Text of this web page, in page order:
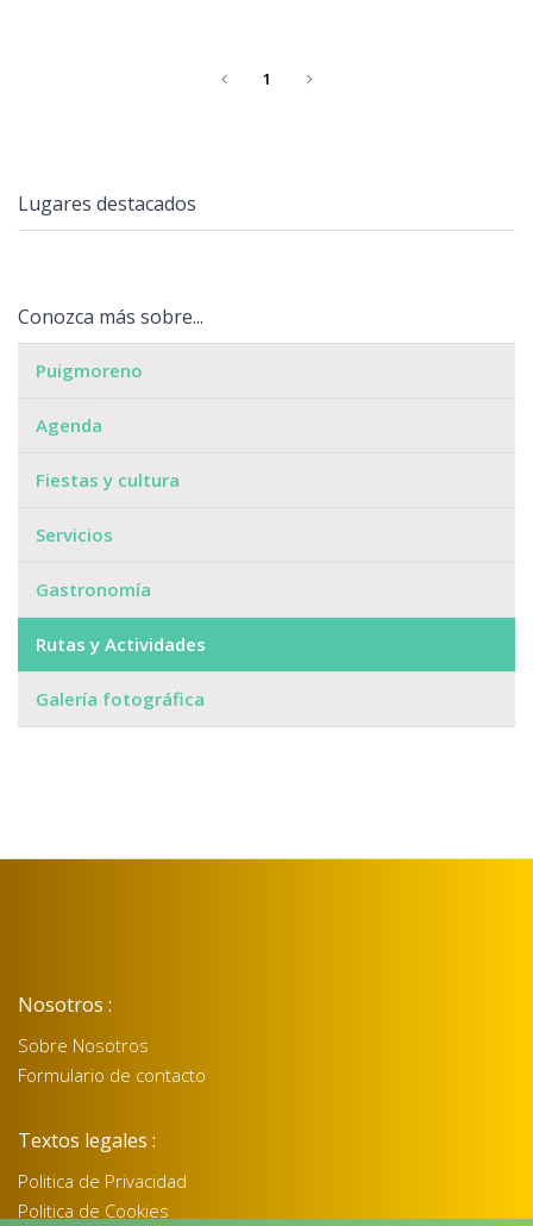
1
Lugares destacados
Conozca más sobre...
Puigmoreno
Agenda
Fiestas y cultura
Servicios
Gastronomía
Rutas y Actividades
Galería fotográfica
Nosotros :
Sobre Nosotros
Formulario de contacto
Textos legales :
Politica de Privacidad
Politica de Cookies